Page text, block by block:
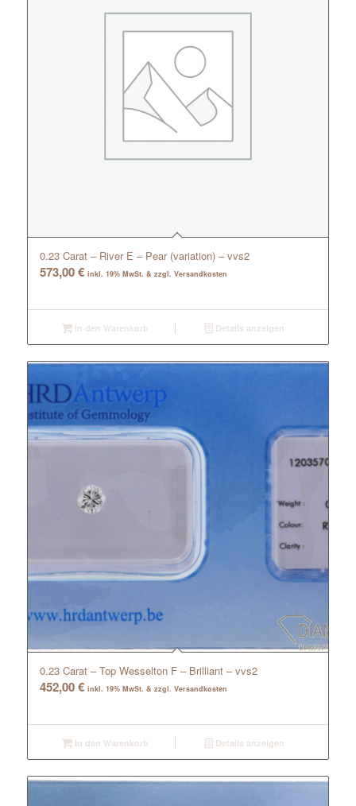
0.23 Carat – River E – Pear (variation) – vvs2
573,00€ inkl. 19% MwSt. & zzgl. Versandkosten
In den Warenkorb Details anzeigen
0.23 Carat – Top Wesselton F – Brilliant – vvs2
452,00€ inkl. 19% MwSt. & zzgl. Versandkosten
In den Warenkorb Details anzeigen